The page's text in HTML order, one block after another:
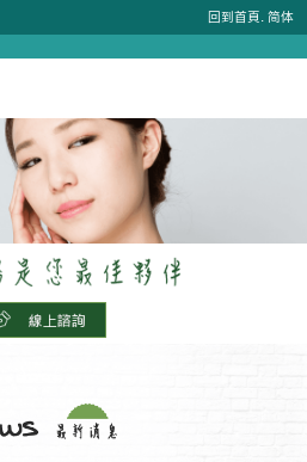
回到首頁. 简体